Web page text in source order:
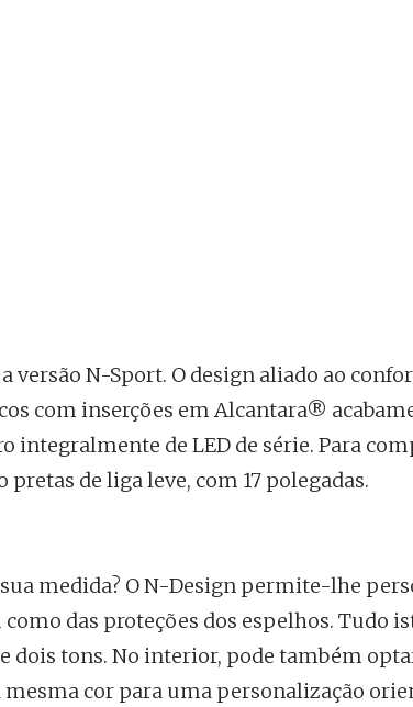
N-Sport. O design aliado ao
com inserções em Alcantara®
integralmente de LED de série. Para
de liga leve, com 17 polegadas.
medida? O N-Design permite-lhe
das proteções dos espelhos. Tudo
dois tons. No interior, pode também
mesma cor para uma personalização